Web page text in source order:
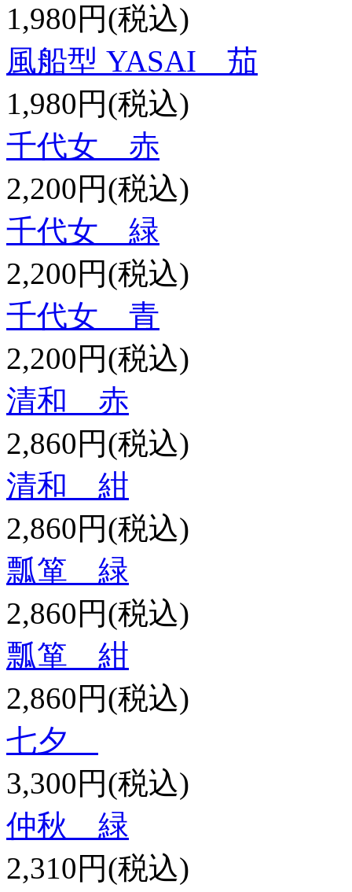
1,980円(税込)
風船型 YASAI 茄
1,980円(税込)
千代女 赤
2,200円(税込)
千代女 緑
2,200円(税込)
千代女 青
2,200円(税込)
清和 赤
2,860円(税込)
清和 紺
2,860円(税込)
瓢箪 緑
2,860円(税込)
瓢箪 紺
2,860円(税込)
七夕
3,300円(税込)
仲秋 緑
2,310円(税込)